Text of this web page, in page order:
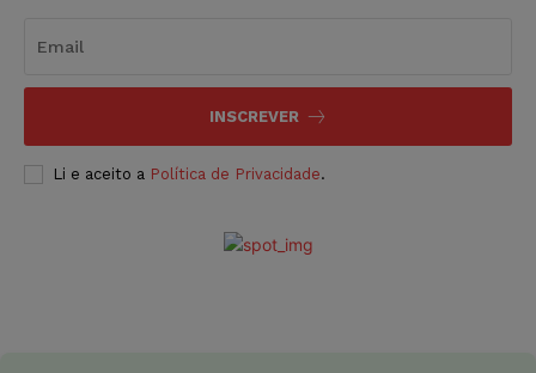
INSCREVER
Li e aceito a Política de Privacidade.